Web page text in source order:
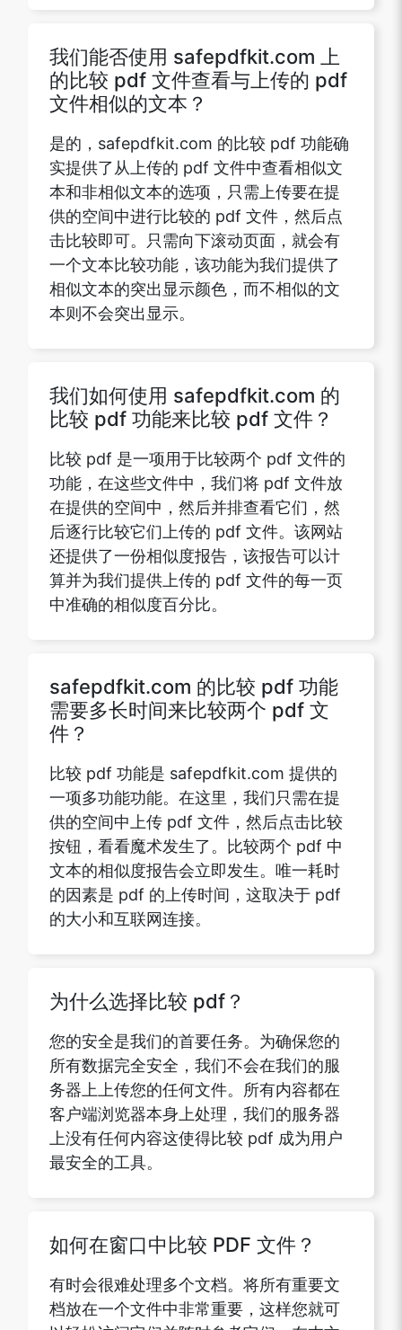
Copy Link
我们能否使用 safepdfkit.com 上
的比较 pdf 文件查看与上传的 pdf
文件相似的文本？
是的，safepdfkit.com 的比较 pdf 功能确
实提供了从上传的 pdf 文件中查看相似文
本和非相似文本的选项，只需上传要在提
供的空间中进行比较的 pdf 文件，然后点
击比较即可。只需向下滚动页面，就会有
一个文本比较功能，该功能为我们提供了
相似文本的突出显示颜色，而不相似的文
本则不会突出显示。
我们如何使用 safepdfkit.com 的
比较 pdf 功能来比较 pdf 文件？
比较 pdf 是一项用于比较两个 pdf 文件的
功能，在这些文件中，我们将 pdf 文件放
在提供的空间中，然后并排查看它们，然
后逐行比较它们上传的 pdf 文件。该网站
还提供了一份相似度报告，该报告可以计
算并为我们提供上传的 pdf 文件的每一页
中准确的相似度百分比。
safepdfkit.com 的比较 pdf 功能
需要多长时间来比较两个 pdf 文
件？
比较 pdf 功能是 safepdfkit.com 提供的
一项多功能功能。在这里，我们只需在提
供的空间中上传 pdf 文件，然后点击比较
按钮，看看魔术发生了。比较两个 pdf 中
文本的相似度报告会立即发生。唯一耗时
的因素是 pdf 的上传时间，这取决于 pdf
的大小和互联网连接。
为什么选择比较 pdf？
您的安全是我们的首要任务。为确保您的
所有数据完全安全，我们不会在我们的服
务器上上传您的任何文件。所有内容都在
客户端浏览器本身上处理，我们的服务器
上没有任何内容这使得比较 pdf 成为用户
最安全的工具。
如何在窗口中比较 PDF 文件？
有时会很难处理多个文档。将所有重要文
档放在一个文件中非常重要，这样您就可